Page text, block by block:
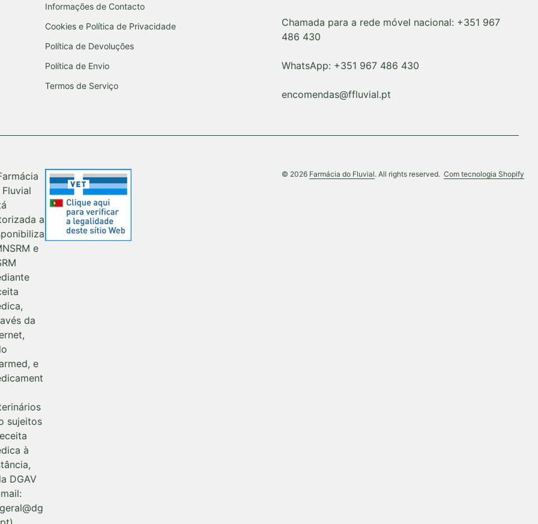
Informações de Contacto
Cookies e Política de Privacidade
Política de Devoluções
Política de Envio
Termos de Serviço
Chamada para a rede móvel nacional: +351 967
486 430
WhatsApp: +351 967 486 430
encomendas@ffluvial.pt
a
e
da
e
sujeitos
à
DGAV
© 2026 Farmácia do Fluvial. All rights reserved.Com tecnologia Shopify